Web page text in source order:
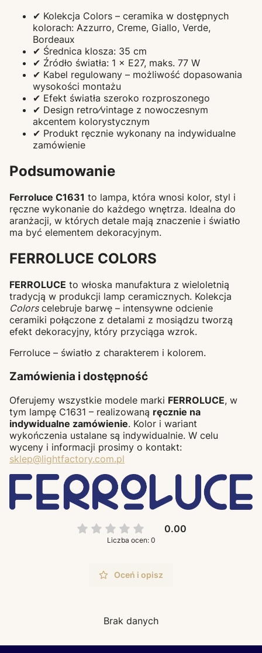
✔ Kolekcja Colors – ceramika w dostępnych
kolorach: Azzurro, Creme, Giallo, Verde,
Bordeaux
✔ Średnica klosza: 35 cm
✔ Źródło światła: 1 × E27, maks. 77 W
✔ Kabel regulowany – możliwość dopasowania
wysokości montażu
✔ Efekt światła szeroko rozproszonego
✔ Design retro⁄vintage z nowoczesnym
akcentem kolorystycznym
✔ Produkt ręcznie wykonany na indywidualne
zamówienie
Podsumowanie
Ferroluce C1631 to lampa, która wnosi kolor, styl i
ręczne wykonanie do każdego wnętrza. Idealna do
aranżacji, w których detale mają znaczenie i światło
ma być elementem dekoracyjnym.
FERROLUCE COLORS
FERROLUCE to włoska manufaktura z wieloletnią
tradycją w produkcji lamp ceramicznych. Kolekcja
Colorscelebruje barwę – intensywne odcienie
ceramiki połączone z detalami z mosiądzu tworzą
efekt dekoracyjny, który przyciąga wzrok.
Ferroluce – światło z charakterem i kolorem.
Zamówienia i dostępność
Oferujemy wszystkie modele marki FERROLUCE, w
tym lampę C1631 – realizowaną ręcznie na
indywidualne zamówienie. Kolor i wariant
wykończenia ustalane są indywidualnie. W celu
wyceny i informacji prosimy o kontakt:
sklep@lightfactory.com.pl
0.00
Liczba ocen: 0
Oceń i opisz
Brak danych